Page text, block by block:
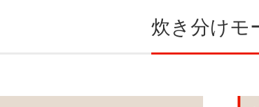
炊き分けモ